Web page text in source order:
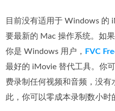
目前没有适用于 Windows 的
要最新的 Mac 操作系统。如
你是 Windows 用户，
FVC
最好的 iMovie 替代工具。你
费录制任何视频和音频，没有
此，你可以零成本录制数小时